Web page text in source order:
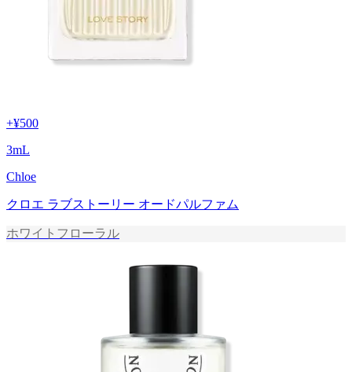
+¥500
3mL
Chloe
クロエ ラブストーリー オードパルファム
ホワイトフローラル